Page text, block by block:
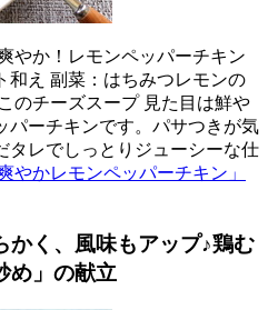
やか！レモンペッパーチキン
和え 副菜：はちみつレモンの
のチーズスープ 見た目は鮮や
パーチキンです。パサつきが気
タレでしっとりジューシーな仕
やかレモンペッパーチキン」
かく、風味もアップ♪鶏む
め」の献立